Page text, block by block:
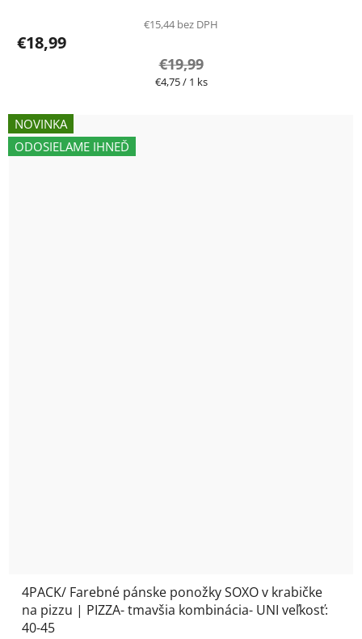
€15,44 bez DPH
€18,99
€19,99
Jednotková
€4,75 / 1 ks
NOVINKA
ODOSIELAME IHNEĎ
4PACK/ Farebné pánske ponožky SOXO v krabičke
na pizzu | PIZZA- tmavšia kombinácia- UNI veľkosť:
40-45